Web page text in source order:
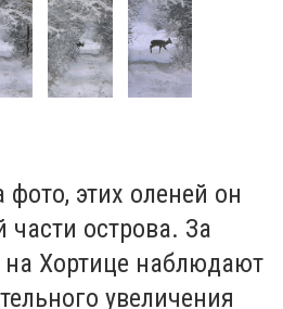
этих оленей он
острова. За
на Хортице наблюдают
увеличения